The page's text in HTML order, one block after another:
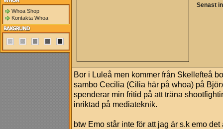
Whoa Shop
Kontakta Whoa
Senast
Bor i Luleå men kommer från Skellefteå
sambo Cecilia (Cilia här på whoa) på
spenderar min fritid på att träna
inriktad på mediateknik.
btw Emo står inte för att jag är s.k emo